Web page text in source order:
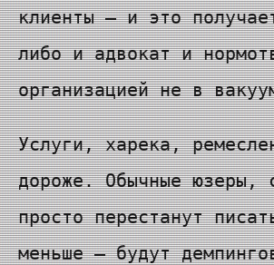
клиенты — и это
либо и адвокат и
организацией не в
Услуги, харека,
дороже. Обычные юзеры,
просто перестанут
меньше — будут